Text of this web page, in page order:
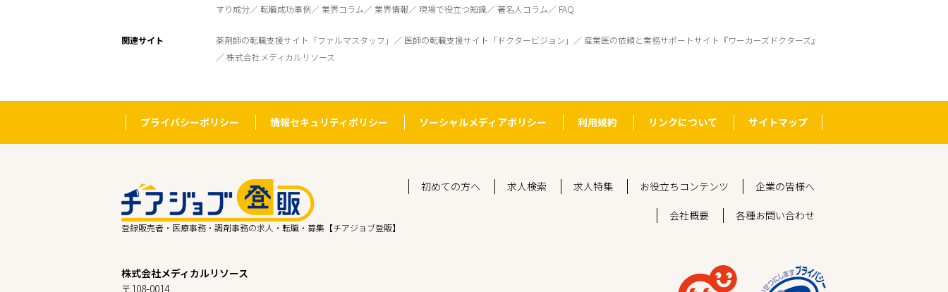
すり成分
転職成功事例 業界コラム 業界情報 現場で役立つ知識 著名人コラム FAQ
関連サイト 薬剤師の転職支援サイト「ファルマスタッフ」 医師の転職支援サイト「ドクタービジョン」
産業医の依頼と業務サポートサイト『ワーカーズドクターズ』
株式会社メディカルリソース
プライバシーポリシー 情報セキュリティポリシー ソーシャルメディアポリシー 利用規約 リンクについて サイトマップ
登録販売者・医療事務・調剤事務の求人・転職・募集【チアジョブ登販】
初めての方へ 求人検索 求人特集 お役立ちコンテンツ 企業の皆様へ
会社概要 各種お問い合わせ
株式会社メディカルリソース
〒108-0014